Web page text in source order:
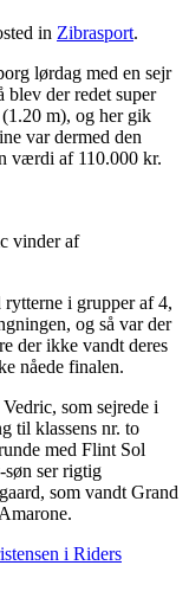
in Zibrasport.
lørdag med en sejr
blev der redet super
m), og her gik
var dermed den
værdi af 110.000 kr.
vinder af
i grupper af 4,
og så var der
der ikke vandt deres
nåede finalen.
som sejrede i
til klassens nr. to
med Flint Sol
søn ser rigtig
som vandt Grand
i Riders